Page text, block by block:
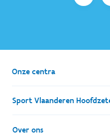
Onze centra
Sport Vlaanderen
Simon Bolivarlaan 17
Over ons